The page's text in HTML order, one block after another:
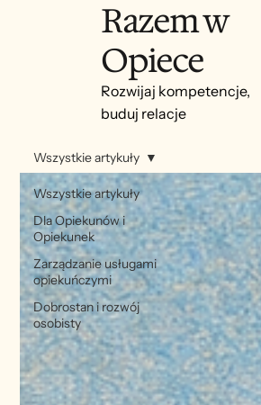
Razem w
Opiece
Rozwijaj kompetencje,
buduj relacje
Wszystkie artykuły
Dla Opiekunów i
Opiekunek
Zarządzanie usługami
opiekuńczymi
Dobrostan i rozwój
osobisty
Wszystkie artykuły